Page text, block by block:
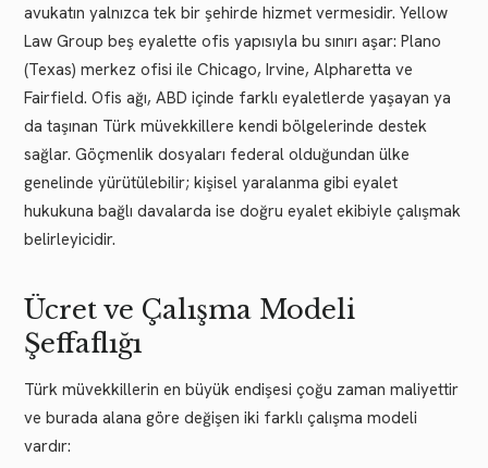
avukatın yalnızca tek bir şehirde hizmet vermesidir. Yellow
Law Group beş eyalette ofis yapısıyla bu sınırı aşar: Plano
(Texas) merkez ofisi ile Chicago, Irvine, Alpharetta ve
Fairfield. Ofis ağı, ABD içinde farklı eyaletlerde yaşayan ya
da taşınan Türk müvekkillere kendi bölgelerinde destek
sağlar. Göçmenlik dosyaları federal olduğundan ülke
genelinde yürütülebilir; kişisel yaralanma gibi eyalet
hukukuna bağlı davalarda ise doğru eyalet ekibiyle çalışmak
belirleyicidir.
Ücret ve Çalışma Modeli
Şeffaflığı
Türk müvekkillerin en büyük endişesi çoğu zaman maliyettir
ve burada alana göre değişen iki farklı çalışma modeli
vardır: